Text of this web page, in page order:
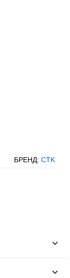
БРЕНД: CTK